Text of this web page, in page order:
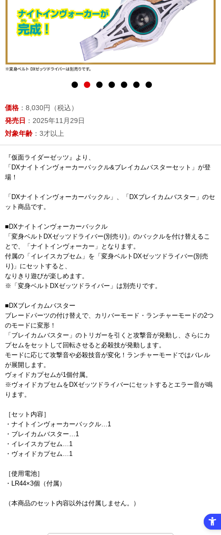
価格 ：8,030円（税込）
発売日 ：2025年11月29日
対象年齢 ：3才以上
『仮面ライダーゼッツ』より、
「DXナイトインヴォーカーバックル&ブレイカムバスターセット」が登
場！
「DXナイトインヴォーカーバックル」、「DXブレイカムバスター」のセ
ット商品です。
■DXナイトインヴォーカーバックル
「変身ベルトDXゼッツドライバー(別売り)」のバックルを付け替えるこ
とで、「ナイトインヴォーカー」となります。
付属の「イレイスカプセム」を「変身ベルトDXゼッツドライバー(別売
り)」にセットすると、
なりきり遊びが楽しめます。
※「変身ベルトDXゼッツドライバー」は別売りです。
■DXブレイカムバスター
ブレードパーツの付け替えで、カリバーモード・ランチャーモードの2つ
のモードに変形！
「ブレイカムバスター」のトリガーを引くと攻撃音が発動し、さらにカ
プセムをセットして回転させると必殺技が発動します。
モードに応じて攻撃音や必殺技音が変化！ランチャーモードではバレル
が展開します。
ヴォイドカプセムが1個付属。
※ヴォイドカプセムをDXゼッツドライバーにセットするとエラー音が鳴
ります。
［セット内容］
・ナイトインヴォーカーバックル…1
・ブレイカムバスター…1
・イレイスカプセム…1
・ヴォイドカプセム…1
［使用電池］
・LR44×3個（付属）
（本商品のセット内容以外は付属しません。）